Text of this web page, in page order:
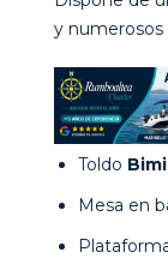
y numerosos
Toldo
Mesa en